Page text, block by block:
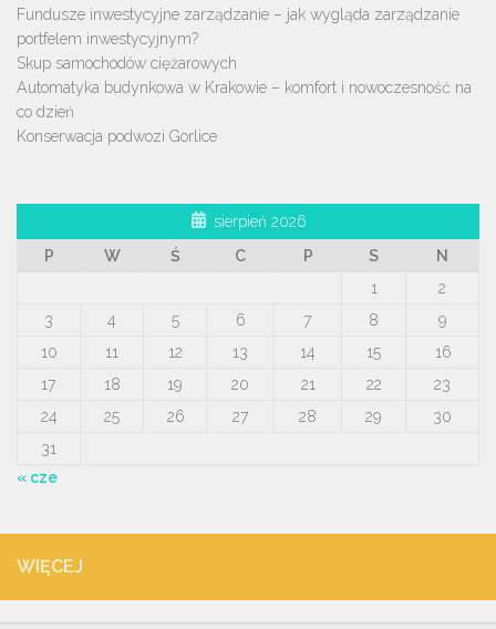
Fundusze inwestycyjne zarządzanie – jak wygląda zarządzanie
portfelem inwestycyjnym?
Skup samochodów ciężarowych
Automatyka budynkowa w Krakowie – komfort i nowoczesność na
co dzień
Konserwacja podwozi Gorlice
sierpień 2026
P
W Ś C P S
N
1
2
3
4 5 6 7 8
9
10
11 12 13 14 15
16
17
18 19 20 21 22
23
24
25 26 27 28 29
30
31
« cze
WIĘCEJ